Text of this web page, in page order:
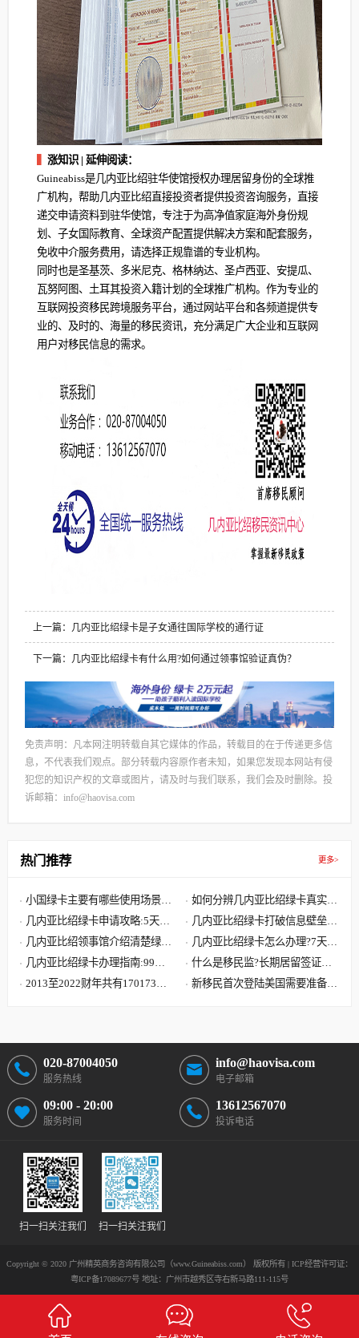
涨知识 | 延伸阅读：
Guineabiss是几内亚比绍驻华使馆授权办理居留身份的全球推
广机构，帮助几内亚比绍直接投资者提供投资咨询服务，直接
递交申请资料到驻华使馆，专注于为高净值家庭海外身份规
划、子女国际教育、全球资产配置提供解决方案和配套服务，
免收中介服务费用，请选择正规靠谱的专业机构。
同时也是圣基茨、多米尼克、格林纳达、圣卢西亚、安提瓜、
瓦努阿图、土耳其投资入籍计划的全球推广机构。作为专业的
互联网投资移民跨境服务平台，通过网站平台和各频道提供专
业的、及时的、海量的移民资讯，充分满足广大企业和互联网
用户对移民信息的需求。
上一篇：几内亚比绍绿卡是子女通往国际学校的通行证
下一篇：几内亚比绍绿卡有什么用?如何通过领事馆验证真伪？
免责声明：凡本网注明转载自其它媒体的作品，转载目的在于传递更多信
息，不代表我们观点。部分转载内容原作者未知，如果您发现本网站有侵
犯您的知识产权的文章或图片，请及时与我们联系，我们会及时删除。投
诉邮箱：info@haovisa.com
热门推荐 更多>
小国绿卡‌主要有哪些使用场景和
优势?
如何分辨几内亚比绍绿卡真实有
效?
几内亚比绍绿卡申请攻略:5天拿
绿卡,轻松读国际学校
几内亚比绍绿卡打破信息壁垒
助力孩子入读国际学校
几内亚比绍领事馆介绍清楚绿卡
如何在线验证真假?
几内亚比绍绿卡怎么办理?7天轻
松获取第三国永居身份
几内亚比绍绿卡办理指南:99%
的投资者都是被这三点优势吸引
什么是移民监?长期居留签证和
永久居留签证有什么区别?
2013至2022财年共有170173位
新移民首次登陆美国需要准备哪
020-87004050
服务热线
info@haovisa.com
电子邮箱
09:00 - 20:00
服务时间
13612567070
投诉电话
扫一扫关注我们 扫一扫关注我们
Copyright © 2020 广州精英商务咨询有限公司（www.Guineabiss.com） 版权所有 | ICP经营许可证：
粤ICP备17089677号 地址：广州市越秀区寺右新马路111-115号